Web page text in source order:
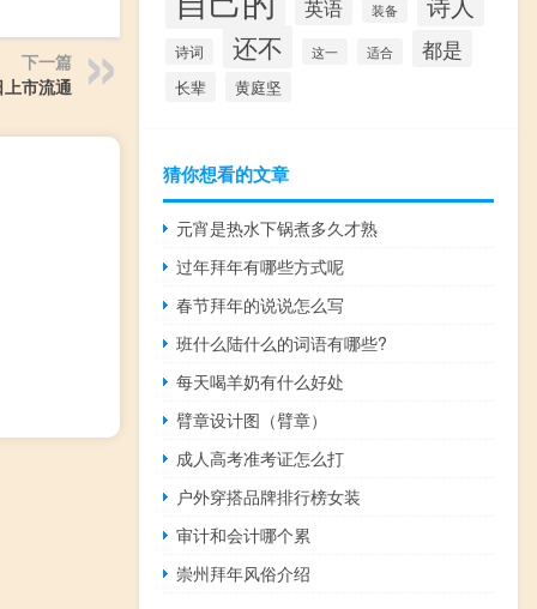
下一篇
市流通
英语 装备
诗词 还不 这一 适合 都是
长辈 黄庭坚
猜你想看的文章
元宵是热水下锅煮多久才熟
过年拜年有哪些方式呢
春节拜年的说说怎么写
班什么陆什么的词语有哪些?
每天喝羊奶有什么好处
臂章设计图（臂章）
成人高考准考证怎么打
户外穿搭品牌排行榜女装
审计和会计哪个累
崇州拜年风俗介绍